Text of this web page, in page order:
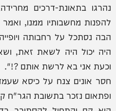
נהרגו בתאונת-דרכים
להפנות מחשבותיו ממנו,
הבה נסתכל על רחבותה
היה יכול היה לשאת זאת,
וכעת אני בא לרשת אותם ?!".
חסר אונים צנח על כיסא
ופתאום נזכר בתשובת הגר"ח